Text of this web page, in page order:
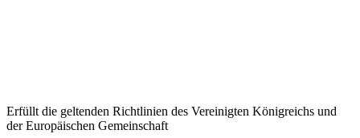
Erfüllt die geltenden Richtlinien des Vereinigten Königreichs und
der Europäischen Gemeinschaft